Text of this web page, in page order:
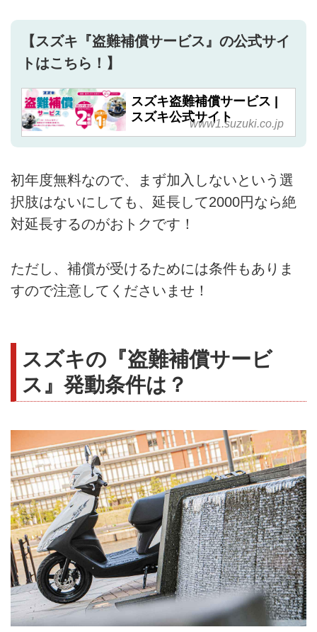
【スズキ『盗難補償サービス』の公式サイ
トはこちら！】
スズキ盗難補償サービス |
スズキ公式サイトwww1.suzuki.co.jp
初年度無料なので、まず加入しないという選
択肢はないにしても、延長して2000円なら絶
対延長するのがおトクです！
ただし、補償が受けるためには条件もありま
すので注意してくださいませ！
スズキの『盗難補償サービ
ス』発動条件は？